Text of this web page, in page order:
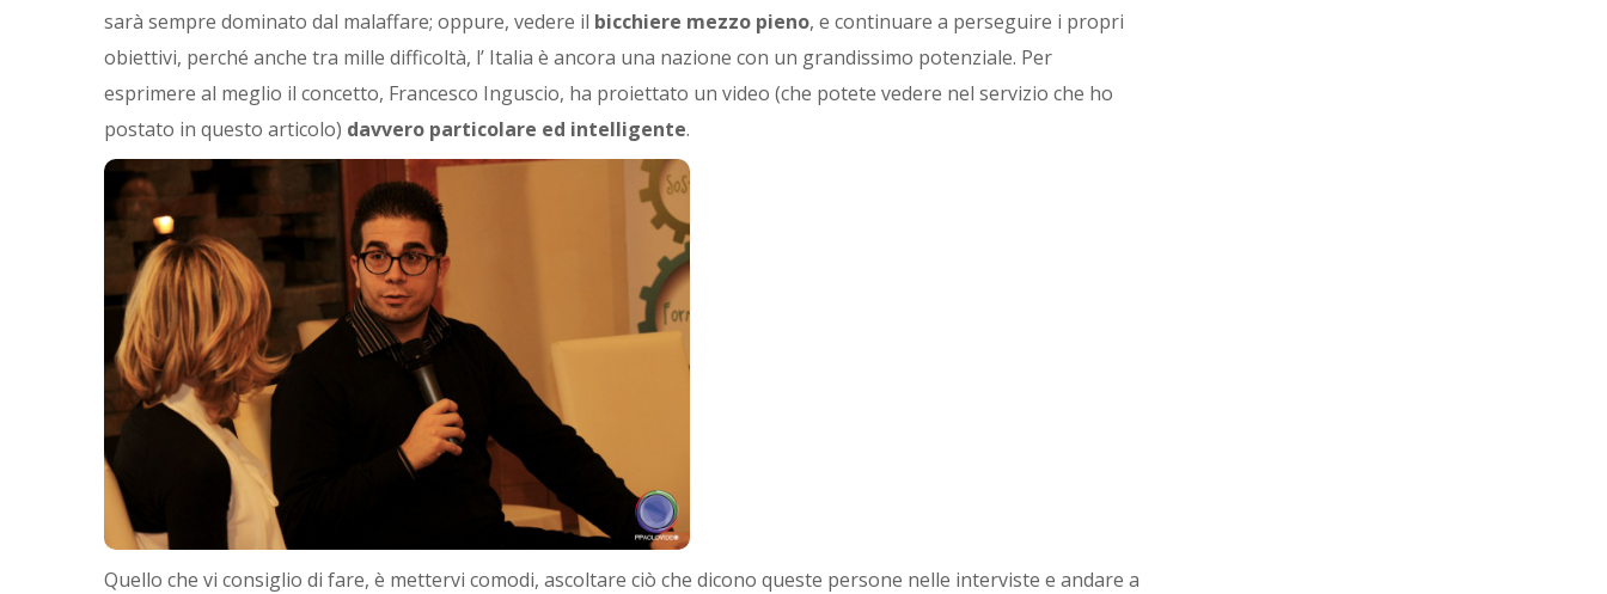
sarà sempre dominato dal malaffare; oppure, vedere il bicchiere mezzo pieno, e continuare a perseguire i propri
obiettivi, perché anche tra mille difficoltà, l’ Italia è ancora una nazione con un grandissimo potenziale. Per
esprimere al meglio il concetto, Francesco Inguscio, ha proiettato un video (che potete vedere nel servizio che ho
postato in questo articolo) davvero particolare ed intelligente.
Quello che vi consiglio di fare, è mettervi comodi, ascoltare ciò che dicono queste persone nelle interviste e andare a